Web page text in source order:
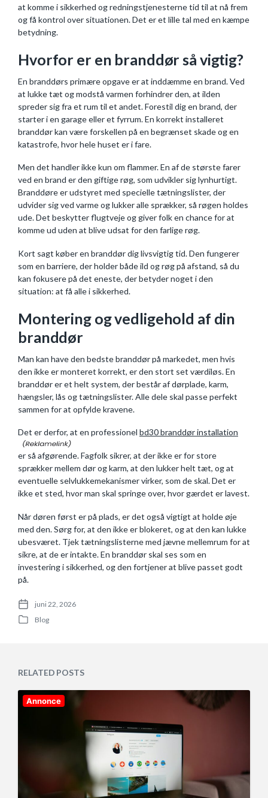
at komme i sikkerhed og redningstjenesterne tid til at nå frem
og få kontrol over situationen. Det er et lille tal med en kæmpe
betydning.
Hvorfor er en branddør så vigtig?
En branddørs primære opgave er at inddæmme en brand. Ved
at lukke tæt og modstå varmen forhindrer den, at ilden
spreder sig fra et rum til et andet. Forestil dig en brand, der
starter i en garage eller et fyrrum. En korrekt installeret
branddør kan være forskellen på en begrænset skade og en
katastrofe, hvor hele huset er i fare.
Men det handler ikke kun om flammer. En af de største farer
ved en brand er den giftige røg, som udvikler sig lynhurtigt.
Branddøre er udstyret med specielle tætningslister, der
udvider sig ved varme og lukker alle sprækker, så røgen holdes
ude. Det beskytter flugtveje og giver folk en chance for at
komme ud uden at blive udsat for den farlige røg.
Kort sagt køber en branddør dig livsvigtig tid. Den fungerer
som en barriere, der holder både ild og røg på afstand, så du
kan fokusere på det eneste, der betyder noget i den
situation: at få alle i sikkerhed.
Montering og vedligehold af din
branddør
Man kan have den bedste branddør på markedet, men hvis
den ikke er monteret korrekt, er den stort set værdiløs. En
branddør er et helt system, der består af dørplade, karm,
hængsler, lås og tætningslister. Alle dele skal passe perfekt
sammen for at opfylde kravene.
Det er derfor, at en professionel bd30 branddør installation
er så afgørende. Fagfolk sikrer, at der ikke er for store
sprækker mellem dør og karm, at den lukker helt tæt, og at
eventuelle selvlukkemekanismer virker, som de skal. Det er
ikke et sted, hvor man skal springe over, hvor gærdet er lavest.
Når døren først er på plads, er det også vigtigt at holde øje
med den. Sørg for, at den ikke er blokeret, og at den kan lukke
ubesværet. Tjek tætningslisterne med jævne mellemrum for at
sikre, at de er intakte. En branddør skal ses som en
investering i sikkerhed, og den fortjener at blive passet godt
på.
P
t
juni 22, 2026
P
d
i
Blog
RELATED POSTS
Annonce